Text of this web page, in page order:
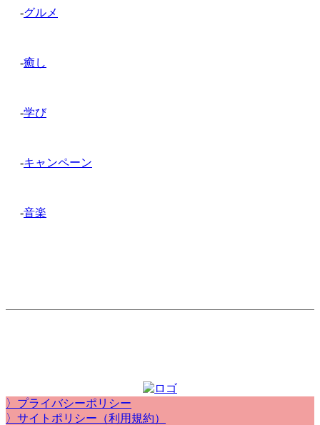
-グルメ
-癒し
-学び
-キャンペーン
-音楽
〉プライバシーポリシー
〉サイトポリシー（利用規約）